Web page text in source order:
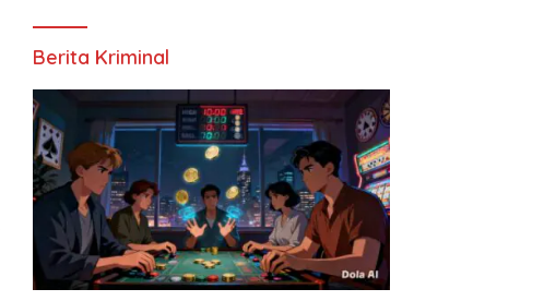
2026
Berita Kriminal